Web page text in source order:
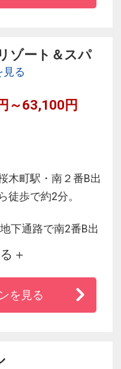
お越しを心よりお
ゾート＆スパ
見る
～63,100円
木町駅・南２番B出
徒歩で約2分。
下通路で南2番B出
ち」におり南2番B
トホテル。
横浜・中華街への
を見る